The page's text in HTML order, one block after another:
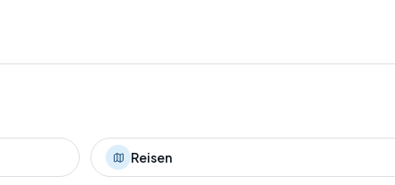
Reisen